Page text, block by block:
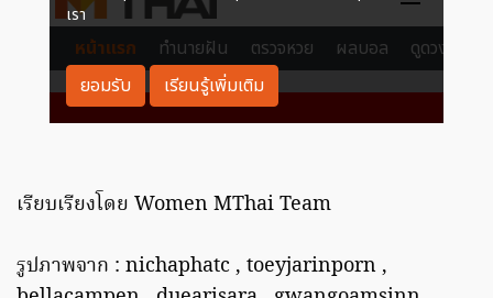
เรียบเรียงโดย Women MThai Team
รูปภาพจาก : nichaphatc , toeyjarinporn ,